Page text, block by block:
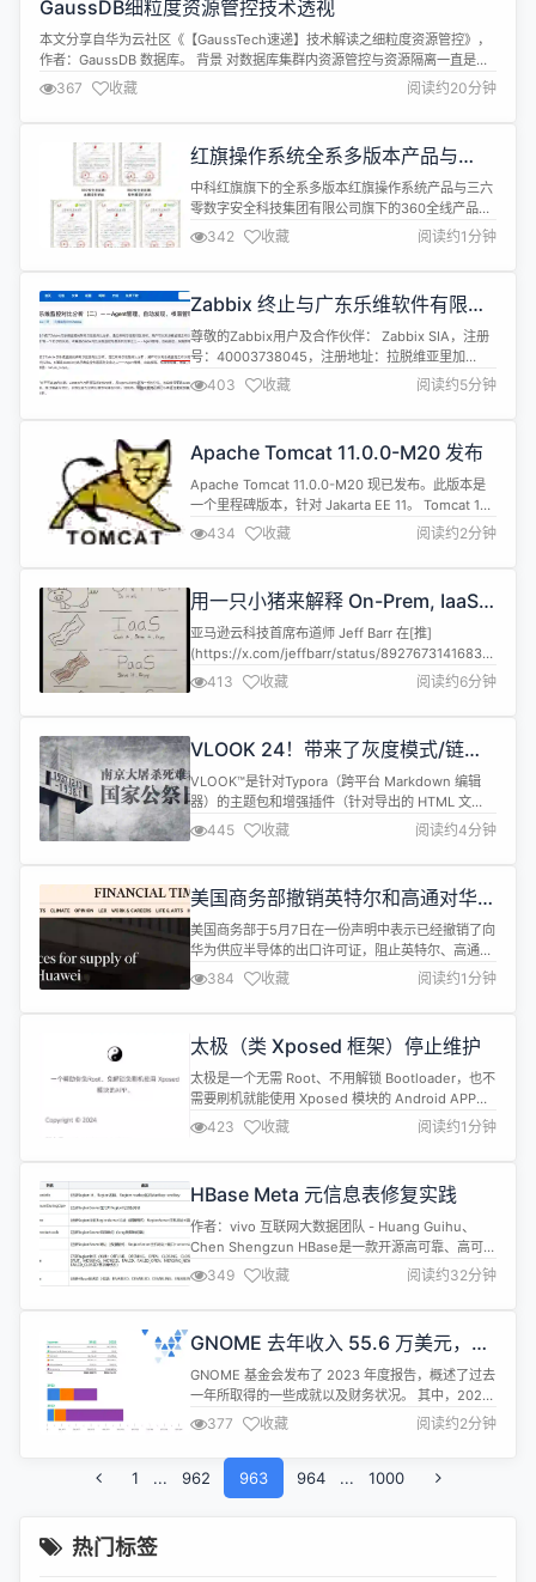
章详细介绍了相关工作的...
GaussDB细粒度资源管控技术透视
本文分享自华为云社区《【GaussTech速递】技术解读之细粒度资源管控》，
作者：GaussDB 数据库。 背景 对数据库集群内资源管控与资源隔离一直是企
业客户长久以来的诉求。华为云GaussDB作为一款企业级分布式数据库，一直
致力于满足企业对大型数据库集群的管理需要。 数据库可以管理的资源有计算
资源与存储资源，计算资源包括CPU、内存、IO与网络，存储资源...
367 收藏 阅读约20分钟
红旗操作系统全系多版本产品与
360 全线产品完成兼容互认证更新
中科红旗旗下的全系多版本红旗操作系统产品与三六
零数字安全科技集团有限公司旗下的360全线产品
(360安全浏览器、360终端安全管理系统、360压
缩、360安全卫士等)完成产品兼容互认证更新。 公
告称，本次兼容性互认证经中科红旗与三六零数字安
全线产品与红旗操作系统全系多版本产品完全兼容，
运行稳定，可为各类场景应用...
342 收藏 阅读约1分钟
Zabbix 终止与广东乐维软件有限公
司一切合作关系的严正声明
尊敬的Zabbix用户及合作伙伴： Zabbix SIA，注册
号：40003738045，注册地址：拉脱维亚里加
Dzelzavas街117号，LV-1021（以下简称
“Zabbix”），是一家独立软件供应商，开发Zabbix监
控解决方案软件（以下简称“Zabbix软件”），该软件
https://www.zabbix.com/licens...
403 收藏 阅读约5分钟
Apache Tomcat 11.0.0-M20 发布
Apache Tomcat 11.0.0-M20 现已发布。此版本是
一个里程碑版本，针对 Jakarta EE 11。 Tomcat 10
及以上版本的用户应该意识到，作为 Java EE 向
Eclipse 基金会转移的一部分，Java EE 已从 Java
EE 迁移到 Jakarta EE，因此所有已实施 API 的主包
434 收藏 阅读约2分钟
用一只小猪来解释 On-Prem, IaaS,
PaaS 和 SaaS 的区别
亚马逊云科技首席布道师 Jeff Barr 在[推]
(https://x.com/jeffbarr/status/892767314168365056)
上发过一张图，用一只小猪🐷讲清了 On-Prem,
IaaS, PaaS 和 SaaS 的区别。 虽然历史悠久，但图
片内容一点也没有过时。 On-prem 本地部署 本地部
413 收藏 阅读约6分钟
VLOOK 24！带来了灰度模式/链接
检查/题注增强，实用好用的
Markdown 主题插件
VLOOK™是针对Typora（跨平台 Markdown 编辑
器）的主题包和增强插件（针对导出的 HTML 文
件)，旨在与众 Markdown 粉共创 Markdown 的自
动化排版 2.0，在保持 Markdown 简洁性的基础
上，让编辑、阅读 Markdown 文档更实用，也更愉
License），也是OSCHI...
445 收藏 阅读约4分钟
美国商务部撤销英特尔和高通对华为
的出口许可证
美国商务部于5月7日在一份声明中表示已经撤销了向
华为供应半导体的出口许可证，阻止英特尔、高通等
供应商向华为出售用于其智能手机和笔记本电脑的芯
片。 华为上月发布的 MateBook X Pro 笔电配备了
英特尔的 Core Ultra 9 处理器。 知情人士称，此举
已对向华为出售美国技术实施了严格限制，但共和党
议员...
384 收藏 阅读约1分钟
太极（类 Xposed 框架）停止维护
太极是一个无需 Root、不用解锁 Bootloader，也不
需要刷机就能使用 Xposed 模块的 Android APP。
太极能够运行 Xposed 模块，模块能通过它改变系统
和应用的行为。太极既能以传统的 Root/刷机方式运
作，也能免 Root/ 免刷机运行；并且它支持
久停更，未来将...
423 收藏 阅读约1分钟
HBase Meta 元信息表修复实践
作者：vivo 互联网大数据团队 - Huang Guihu、
Chen Shengzun HBase是一款开源高可靠、高可扩
展性、高性能的分布式非关系型数据库，广泛应用于
大数据处理、实时计算、数据存储和检索等领域。在
分布式集群中，硬件故障是一种常态，硬件故障可能
RIT、Region空洞、重叠等问题，如何快速修复故...
349 收藏 阅读约32分钟
GNOME 去年收入 55.6 万美元，支
出 67.59 万美元
GNOME 基金会发布了 2023 年度报告，概述了过去
一年所取得的一些成就以及财务状况。 其中，2023
年收入为 556,136 美元，远高于 2022 年报告的
363,380 美元...... 大部分的增长来自于 2023 年的
筹款，该年的筹款收入为 42.2 万美元，而上一年为
17.1 万美元。 但在支出方面，GNOME 基金会在
2023 年共...
377 收藏 阅读约2分钟
1 ... 962 963 964 ... 1000
热门标签